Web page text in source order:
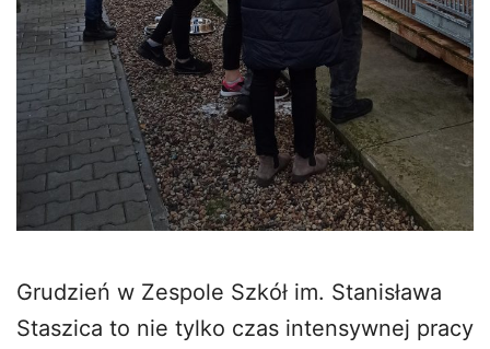
Grudzień w Zespole Szkół im. Stanisława
Staszica to nie tylko czas intensywnej pracy